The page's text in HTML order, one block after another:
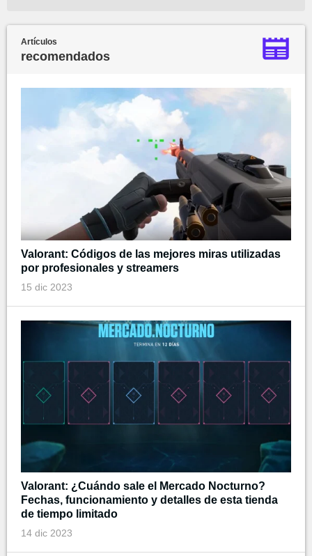
Artículos
recomendados
Valorant: Códigos de las mejores miras utilizadas
por profesionales y streamers
15 dic 2023
Valorant: ¿Cuándo sale el Mercado Nocturno?
Fechas, funcionamiento y detalles de esta tienda
de tiempo limitado
14 dic 2023